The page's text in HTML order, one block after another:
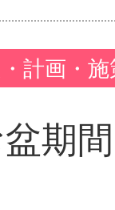
計画・
期